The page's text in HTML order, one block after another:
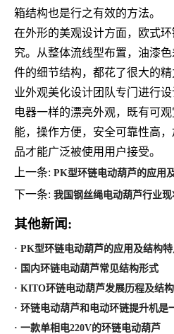
箱结构也是行之有效的方法。
在外形的美观设计方面，欧式
究。从整体流线型布置，油漆
件的细节结构，都花了很大的
业外观美化设计团队专门进行
电器一样的漂亮外观，既有可
能，操作方便，安全可靠性高
品才能广泛被使用用户接受。
上一条: PK型环链电动葫芦的应用
下一条: 我国钢丝绳电动葫芦行业现
其他新闻:
· PK型环链电动葫芦的应用及结构
· 国内环链电动葫芦常见结构形式
· KITO环链电动葫芦发展历程及结
· 环链电动葫芦和电动环链提升机是
· 一款单相电220V的环链电动葫芦